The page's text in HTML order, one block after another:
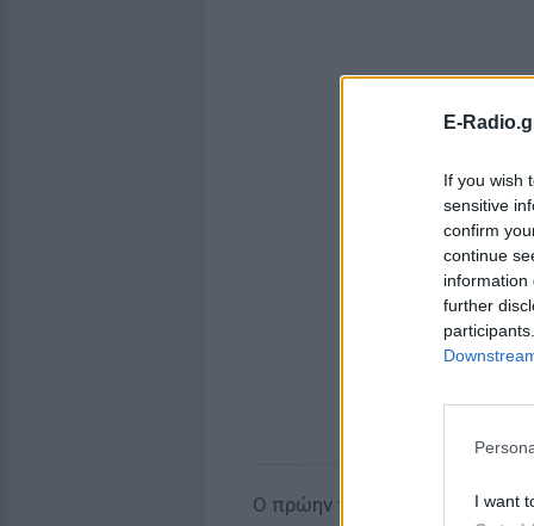
E-
If you wish
sensitive
confirm
continue
information
further
I want
Ο πρώην πυροσβέστης Πάτρικ